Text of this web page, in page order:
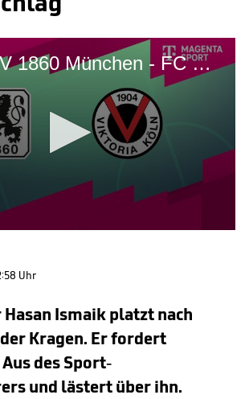
02:58 | TSV 1860 München - FC Viktoria Köln (Highlights)
Uhr
Ismaik platzt nach
Kragen. Er fordert
des Sport-
und lästert über ihn.